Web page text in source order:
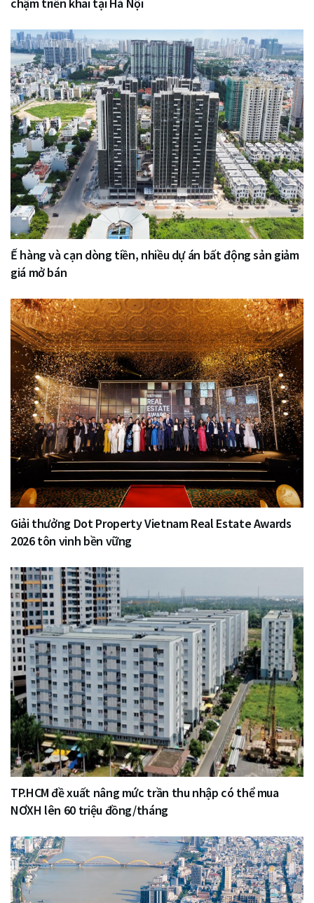
Ế hàng và cạn dòng tiền, nhiều dự án bất động sản giảm
giá mở bán
Giải thưởng Dot Property Vietnam Real Estate Awards
2026 tôn vinh bền vững
TP.HCM đề xuất nâng mức trần thu nhập có thể mua
NƠXH lên 60 triệu đồng/tháng